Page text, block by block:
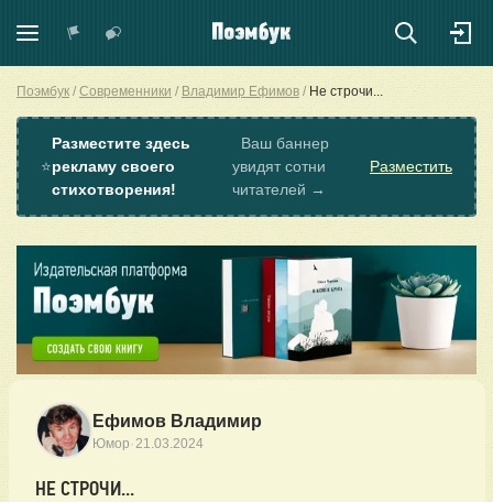
Поэмбук Современники Владимир Ефимов Не строчи...
⭐
Разместите здесь
рекламу своего
стихотворения!
Ваш баннер
увидят сотни
читателей →
Разместить
Ефимов Владимир
Юмор ·21.03.2024
НЕ СТРОЧИ...